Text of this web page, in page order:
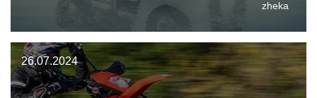
рамой, вилкой и эргономикой.zheka
26.07.2024